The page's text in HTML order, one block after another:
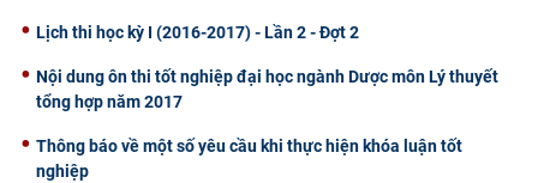
Lịch thi học kỳ I (2016-2017) - Lần 2 - Đợt 2
Nội dung ôn thi tốt nghiệp đại học ngành Dược môn Lý thuyết
tổng hợp năm 2017
Thông báo về một số yêu cầu khi thực hiện khóa luận tốt
nghiệp